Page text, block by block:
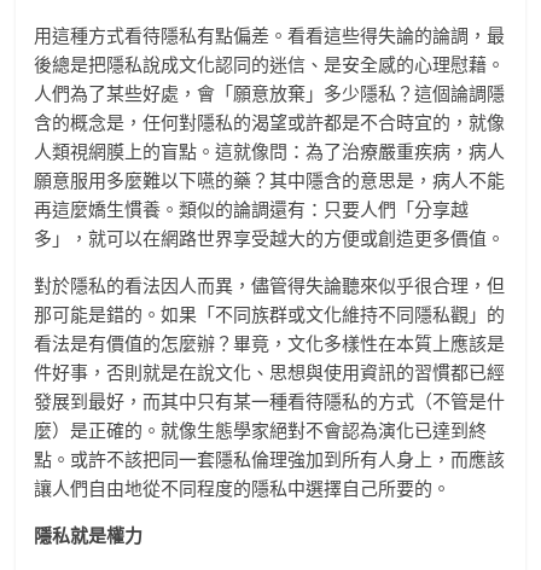
用這種方式看待隱私有點偏差。看看這些得失論的論調，最
後總是把隱私說成文化認同的迷信、是安全感的心理慰藉。
人們為了某些好處，會「願意放棄」多少隱私？這個論調隱
含的概念是，任何對隱私的渴望或許都是不合時宜的，就像
人類視網膜上的盲點。這就像問：為了治療嚴重疾病，病人
願意服用多麼難以下嚥的藥？其中隱含的意思是，病人不能
再這麼嬌生慣養。類似的論調還有：只要人們「分享越
多」，就可以在網路世界享受越大的方便或創造更多價值。
對於隱私的看法因人而異，儘管得失論聽來似乎很合理，但
那可能是錯的。如果「不同族群或文化維持不同隱私觀」的
看法是有價值的怎麼辦？畢竟，文化多樣性在本質上應該是
件好事，否則就是在說文化、思想與使用資訊的習慣都已經
發展到最好，而其中只有某一種看待隱私的方式（不管是什
麼）是正確的。就像生態學家絕對不會認為演化已達到終
點。或許不該把同一套隱私倫理強加到所有人身上，而應該
讓人們自由地從不同程度的隱私中選擇自己所要的。
隱私就是權力